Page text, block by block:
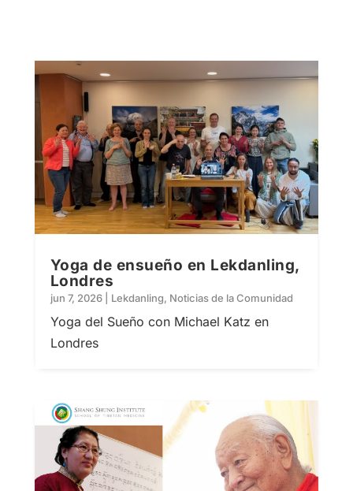
Yoga de ensueño en Lekdanling,
Londres
jun 7, 2026| Lekdanling, Noticias de la Comunidad
Yoga del Sueño con Michael Katz en
Londres